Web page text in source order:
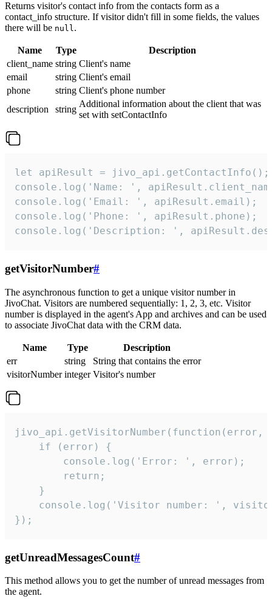
Returns visitor's contact info from the contacts form as a
contact_info structure. If visitor didn't fill in some fields, the values
there will be null.
Name Type
Description
client_name string Client's name
email
string Client's email
phone
string Client's phone number
description
string
Additional information about the client that was
set with setContactInfo
let apiResult = jivo_api.getContactInfo();
console.log('Name: ',
console.log('Email: ', apiResult.email);
console.log('Phone: ', apiResult.phone);
console.log('Description: ',
getVisitorNumber#
The asynchronous function to get a unique visitor number in
JivoChat. Visitors are numbered sequentially: 1, 2, 3, etc. Visitor
number is displayed in the agent's App and archives and can be used
to associate JivoChat data with the CRM data.
Name Type
Description
err
string
String that contains the error
visitorNumber integer Visitor's number
jivo_api.getVisitorNumber(function(error,
    if (error) {
        console.log('Error: ', error);
        return;
    }
console.log('Visitor number: ',
});
getUnreadMessagesCount#
This method allows you to get the number of unread messages from
the agent.